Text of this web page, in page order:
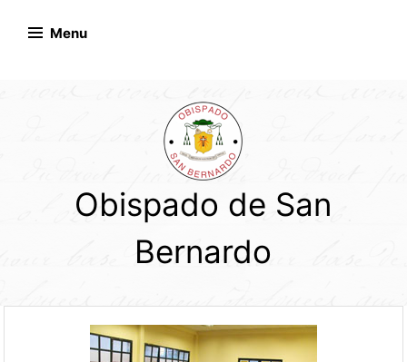
Menu
Obispado de San
Bernardo